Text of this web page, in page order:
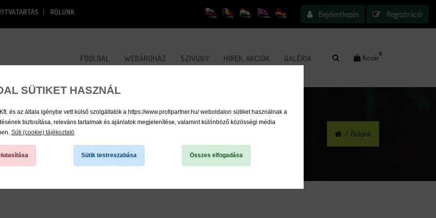
SÜTIKET HASZNÁL
és az általa igénybe vett külső szolgáltatók a https://www.profipartner.hu/ weboldalon sütiket használnak a
biztosítása, releváns tartalmak és ajánlatok megjelenítése, valamint különböző közösségi média
Süti (cookie) tájékoztató
Sütik testreszabása Összes elfogadása
RÓLUNK Bejelentkezés Regisztráció
FŐOLDAL WEBÁRUHÁZ SZÍVÜGY HÍREK, AKCIÓK GALÉRIA 0
Kosár
/ Rólunk